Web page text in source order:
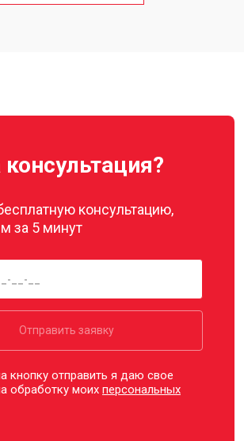
консультацию,
за 5 минут
Отправить заявку
кнопку отправить я даю свое
обработку моихперсональных